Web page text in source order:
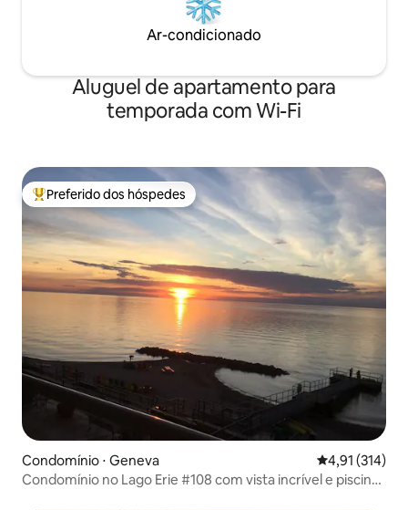
Ar-condicionado
Aluguel de apartamento para
temporada com Wi-Fi
Entre os melhores preferidos dos hóspedes
Preferido dos hóspedes
Condomínio ⋅ Geneva 4,91 de uma
4,91 (314)
Condomínio no Lago Erie #108 com vista incrível e piscina